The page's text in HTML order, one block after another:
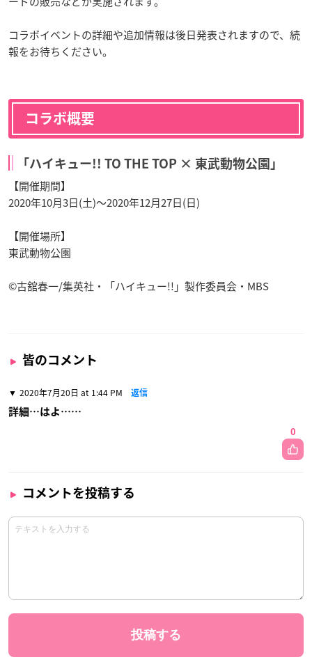
コラボイベントの詳細や追加情報は後日発表されますので、続
報をお待ちください。
コラボ概要
「ハイキュー!! TO THE TOP × 東武動物公園」
【開催期間】
2020年10月3日(土)～2020年12月27日(日)
【開催場所】
東武動物公園
©古舘春一/集英社・「ハイキュー!!」製作委員会・MBS
皆のコメント
2020年7月20日 at 1:44 PM 返信
詳細…はよ……
0
コメントを投稿する